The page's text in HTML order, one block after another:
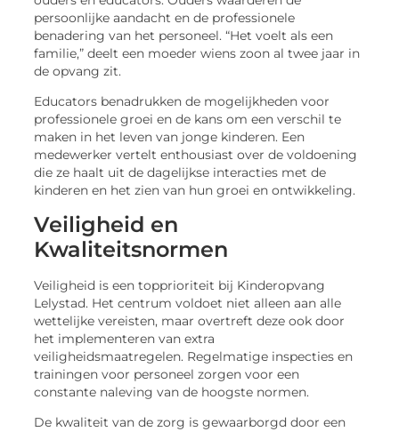
persoonlijke aandacht en de professionele
benadering van het personeel. “Het voelt als een
familie,” deelt een moeder wiens zoon al twee jaar in
de opvang zit.
Educators benadrukken de mogelijkheden voor
professionele groei en de kans om een verschil te
maken in het leven van jonge kinderen. Een
medewerker vertelt enthousiast over de voldoening
die ze haalt uit de dagelijkse interacties met de
kinderen en het zien van hun groei en ontwikkeling.
Veiligheid en
Kwaliteitsnormen
Veiligheid is een topprioriteit bij Kinderopvang
Lelystad. Het centrum voldoet niet alleen aan alle
wettelijke vereisten, maar overtreft deze ook door
het implementeren van extra
veiligheidsmaatregelen. Regelmatige inspecties en
trainingen voor personeel zorgen voor een
constante naleving van de hoogste normen.
De kwaliteit van de zorg is gewaarborgd door een